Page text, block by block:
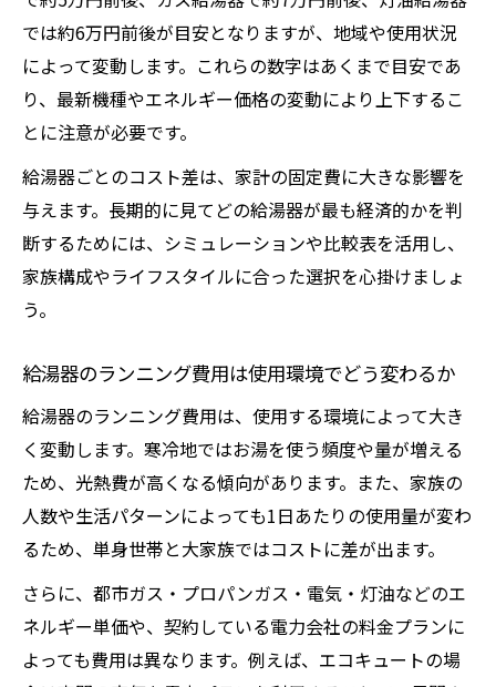
給湯器のランニングコストを抑える選び方
のコツ
給湯器選びで光熱費節約を実現するポイン
ト
点
給湯器の使い方でランニングコストを下げ
る方法
ランニングコストを比較し適した給湯器を選ぶ
方法
給湯器のランニングコスト比較で最適な機
種を選ぶ
給湯器ごとのランニング費用をシミュレー
ションする
エコキュートとガス給湯器のコスト面での
選び方
灯油給湯器と他給湯器の費用比較ポイント
では約6万円前後が目安となりますが、地域や使用状況
によって変動します。これらの数字はあくまで目安であ
り、最新機種やエネルギー価格の変動により上下するこ
とに注意が必要です。
給湯器ごとのコスト差は、家計の固定費に大きな影響を
与えます。長期的に見てどの給湯器が最も経済的かを判
断するためには、シミュレーションや比較表を活用し、
家族構成やライフスタイルに合った選択を心掛けましょ
う。
給湯器のランニング費用は使用環境でどう変わるか
給湯器のランニング費用は、使用する環境によって大き
く変動します。寒冷地ではお湯を使う頻度や量が増える
ため、光熱費が高くなる傾向があります。また、家族の
人数や生活パターンによっても1日あたりの使用量が変わ
るため、単身世帯と大家族ではコストに差が出ます。
さらに、都市ガス・プロパンガス・電気・灯油などのエ
ネルギー単価や、契約している電力会社の料金プランに
よっても費用は異なります。例えば、エコキュートの場